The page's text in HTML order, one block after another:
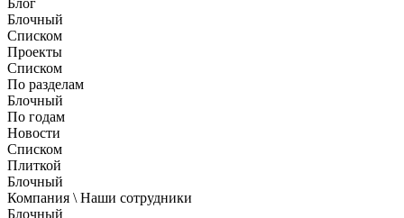
Блог
Блочный
Списком
Проекты
Списком
По разделам
Блочный
По годам
Новости
Списком
Плиткой
Блочный
Компания \ Наши сотрудники
Блочный